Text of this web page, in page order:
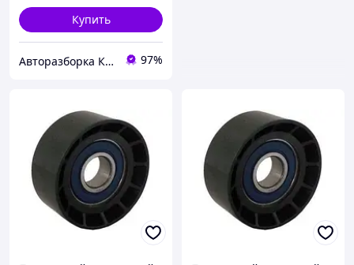
Купить
Авторазборка Киев б/у автозапчасти 97%